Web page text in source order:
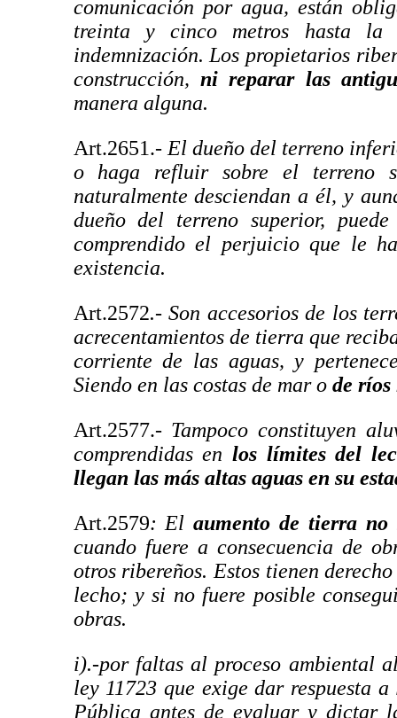
comunicación por agua, están
treinta y cinco metros hasta
indemnización. Los propietarios
construcción, ni reparar las
manera alguna.
Art.2651.-El dueño del terreno
o haga refluir sobre el terreno
naturalmente desciendan a él, y
dueño del terreno superior,
comprendido el perjuicio que le
existencia.
Art.2572.- Son accesorios de los
acrecentamientos de tierra que
corriente de las aguas, y
Siendo en las costas de mar o de ríos
Art.2577.-Tampoco constituyen
comprendidas en los límites del
llegan las más altas aguas en su
Art.2579: Elaumento de tierra no
cuando fuere a consecuencia de
otros ribereños. Estos tienen
lecho; y si no fuere posible
obras.
i).-por faltas al proceso ambiental
ley 11723 que exige dar respuesta
Pública antes de evaluar y dictar